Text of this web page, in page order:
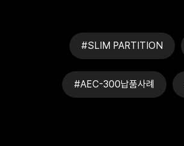
#SLIM PARTITION
#AEC-300납품사례